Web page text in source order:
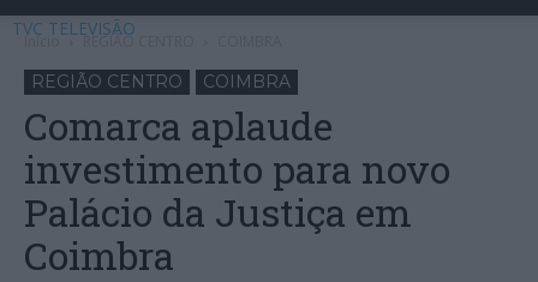
TVC TELEVISÃO
Início REGIÃO CENTRO
REGIÃO CENTRO COIMBRA
Comarca aplaude
investimento para novo
Palácio da Justiça em
Coimbra